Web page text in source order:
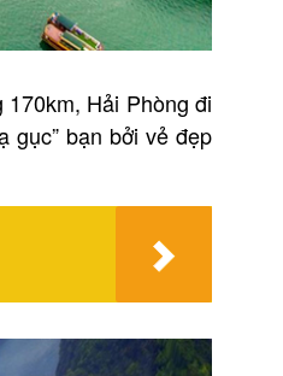
Hải Phòng đi
gục” bạn bởi vẻ đẹp